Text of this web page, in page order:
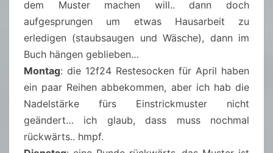
dem Muster machen will.. dann doch
aufgesprungen um etwas Hausarbeit zu
erledigen (staubsaugen und Wäsche), dann im
Buch hängen geblieben…
Montag: die 12f24 Restesocken für April haben
ein paar Reihen abbekommen, aber ich hab die
Nadelstärke fürs Einstrickmuster nicht
geändert… ich glaub, dass muss nochmal
rückwärts.. hmpf.